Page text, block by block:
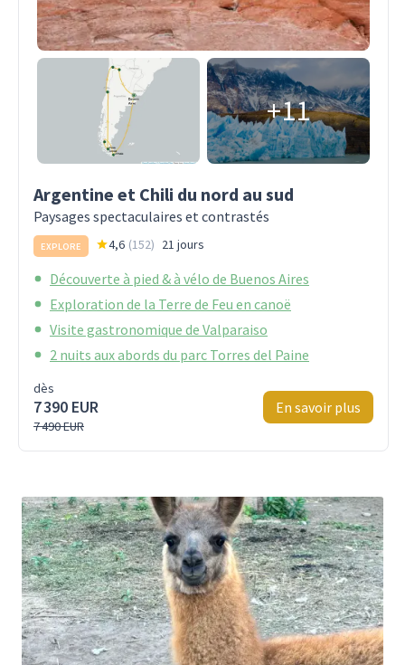
+11
Argentine et Chili du nord au sud
Paysages spectaculaires et contrastés
EXPLORE 4,6 (152) 21 jours
Découverte à pied & à vélo de Buenos Aires
Exploration de la Terre de Feu en canoë
Visite gastronomique de Valparaiso
2 nuits aux abords du parc Torres del Paine
dès
7 390 EUR
7 490 EUR
En savoir plus